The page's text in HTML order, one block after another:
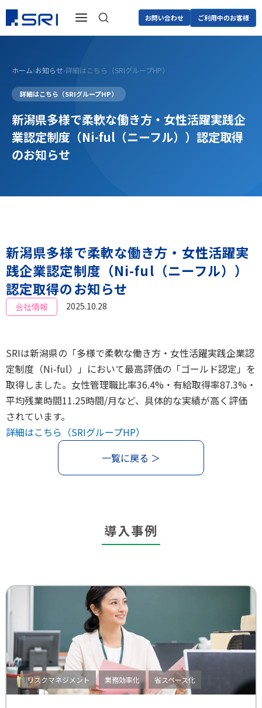
お問い合わせ ご利用中のお客様
ホーム›お知らせ›詳細はこちら（SRIグループHP）
詳細はこちら（SRIグループHP）
新潟県多様で柔軟な働き方・女性活躍実践企
業認定制度（Ni-ful（ニーフル））認定取得
のお知らせ
新潟県多様で柔軟な働き方・女性活躍実
践企業認定制度（Ni-ful（ニーフル））
認定取得のお知らせ
会社情報 2025.10.28
SRIは新潟県の「多様で柔軟な働き方・女性活躍実践企業認
定制度（Ni-ful）」において最高評価の「ゴールド認定」を
取得しました。女性管理職比率36.4%・有給取得率87.3%・
平均残業時間11.25時間/月など、具体的な実績が高く評価
されています。
詳細はこちら（SRIグループHP）
一覧に戻る ＞
導入事例
リスクマネジメント 業務効率化 省スペース化